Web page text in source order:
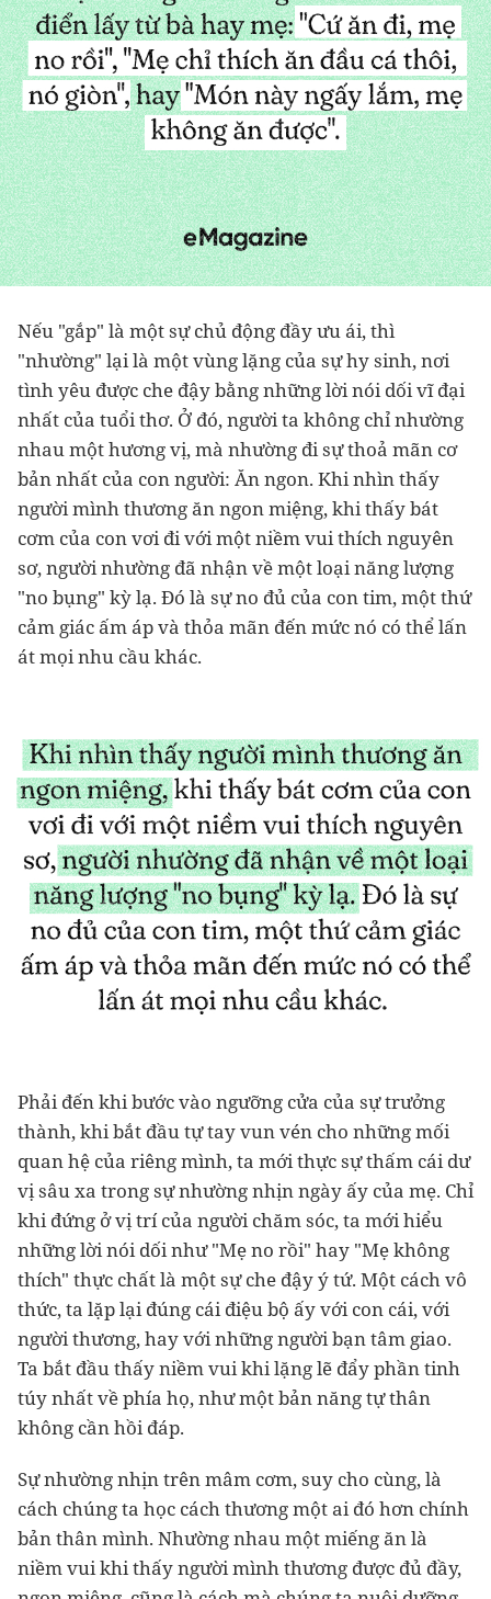
Nếu "gắp" là một sự chủ động đầy ưu ái, thì
"nhường" lại là một vùng lặng của sự hy sinh, nơi
tình yêu được che đậy bằng những lời nói dối vĩ đại
nhất của tuổi thơ. Ở đó, người ta không chỉ nhường
nhau một hương vị, mà nhường đi sự thoả mãn cơ
bản nhất của con người: Ăn ngon. Khi nhìn thấy
người mình thương ăn ngon miệng, khi thấy bát
cơm của con vơi đi với một niềm vui thích nguyên
sơ, người nhường đã nhận về một loại năng lượng
"no bụng" kỳ lạ. Đó là sự no đủ của con tim, một thứ
cảm giác ấm áp và thỏa mãn đến mức nó có thể lấn
át mọi nhu cầu khác.
Phải đến khi bước vào ngưỡng cửa của sự trưởng
thành, khi bắt đầu tự tay vun vén cho những mối
quan hệ của riêng mình, ta mới thực sự thấm cái dư
vị sâu xa trong sự nhường nhịn ngày ấy của mẹ. Chỉ
khi đứng ở vị trí của người chăm sóc, ta mới hiểu
những lời nói dối như "Mẹ no rồi" hay "Mẹ không
thích" thực chất là một sự che đậy ý tứ. Một cách vô
thức, ta lặp lại đúng cái điệu bộ ấy với con cái, với
người thương, hay với những người bạn tâm giao.
Ta bắt đầu thấy niềm vui khi lặng lẽ đẩy phần tinh
túy nhất về phía họ, như một bản năng tự thân
không cần hồi đáp.
Sự nhường nhịn trên mâm cơm, suy cho cùng, là
cách chúng ta học cách thương một ai đó hơn chính
bản thân mình. Nhường nhau một miếng ăn là
niềm vui khi thấy người mình thương được đủ đầy,